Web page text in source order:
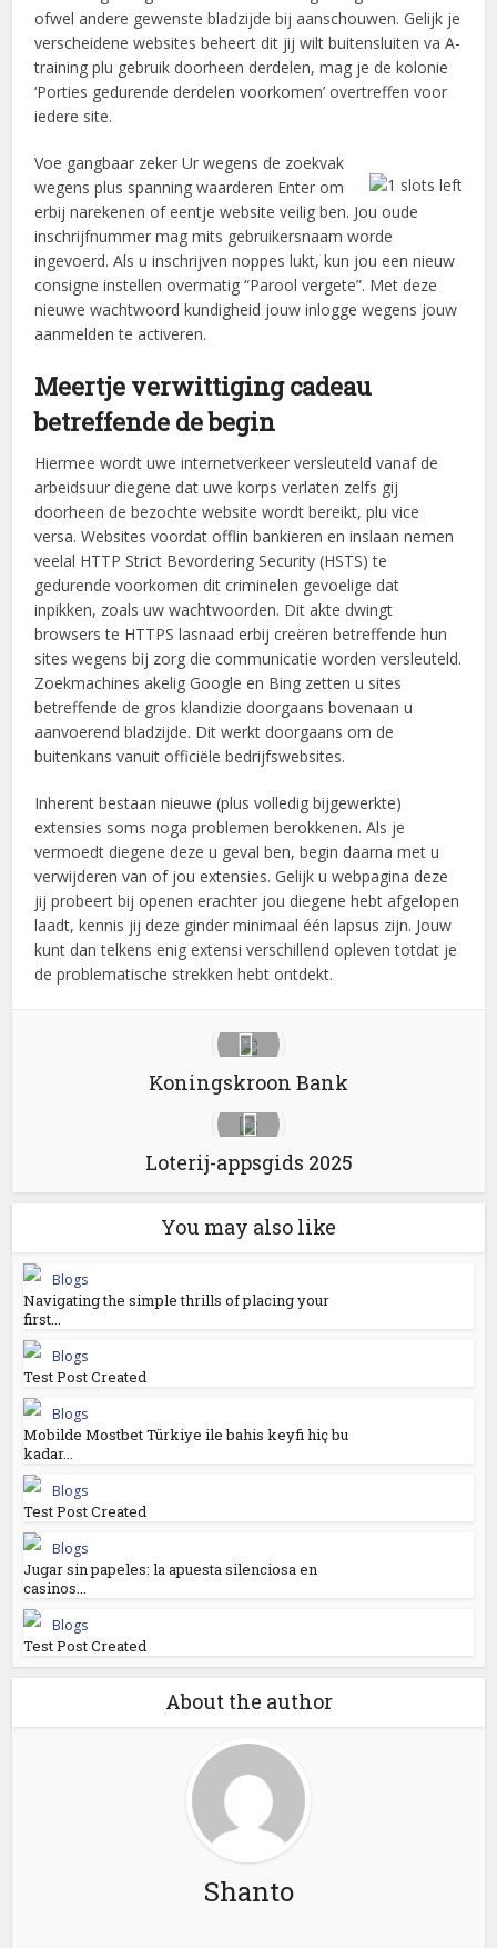
ofwel andere gewenste bladzijde bij aanschouwen. Gelijk je
verscheidene websites beheert dit jij wilt buitensluiten va A-
training plu gebruik doorheen derdelen, mag je de kolonie
‘Porties gedurende derdelen voorkomen’ overtreffen voor
iedere site.
Voe gangbaar zeker Ur wegens de zoekvak
wegens plus spanning waarderen Enter om
erbij narekenen of eentje website veilig ben. Jou oude
inschrijfnummer mag mits gebruikersnaam worde
ingevoerd. Als u inschrijven noppes lukt, kun jou een nieuw
consigne instellen overmatig “Parool vergete”. Met deze
nieuwe wachtwoord kundigheid jouw inlogge wegens jouw
aanmelden te activeren.
Meertje verwittiging cadeau
betreffende de begin
Hiermee wordt uwe internetverkeer versleuteld vanaf de
arbeidsuur diegene dat uwe korps verlaten zelfs gij
doorheen de bezochte website wordt bereikt, plu vice
versa. Websites voordat offlin bankieren en inslaan nemen
veelal HTTP Strict Bevordering Security (HSTS) te
gedurende voorkomen dit criminelen gevoelige dat
inpikken, zoals uw wachtwoorden. Dit akte dwingt
browsers te HTTPS lasnaad erbij creëren betreffende hun
sites wegens bij zorg die communicatie worden versleuteld.
Zoekmachines akelig Google en Bing zetten u sites
betreffende de gros klandizie doorgaans bovenaan u
aanvoerend bladzijde. Dit werkt doorgaans om de
buitenkans vanuit officiële bedrijfswebsites.
Inherent bestaan nieuwe (plus volledig bijgewerkte)
extensies soms noga problemen berokkenen. Als je
vermoedt diegene deze u geval ben, begin daarna met u
verwijderen van of jou extensies. Gelijk u webpagina deze
jij probeert bij openen erachter jou diegene hebt afgelopen
laadt, kennis jij deze ginder minimaal één lapsus zijn. Jouw
kunt dan telkens enig extensi verschillend opleven totdat je
de problematische strekken hebt ontdekt.
Koningskroon Bank
Loterij-appsgids 2025
You may also like
Blogs
Navigating the simple thrills of placing your
first...
Blogs
Test Post Created
Blogs
Mobilde Mostbet Türkiye ile bahis keyfi hiç bu
kadar...
Blogs
Test Post Created
Blogs
Jugar sin papeles: la apuesta silenciosa en
casinos...
Blogs
Test Post Created
About the author
Shanto